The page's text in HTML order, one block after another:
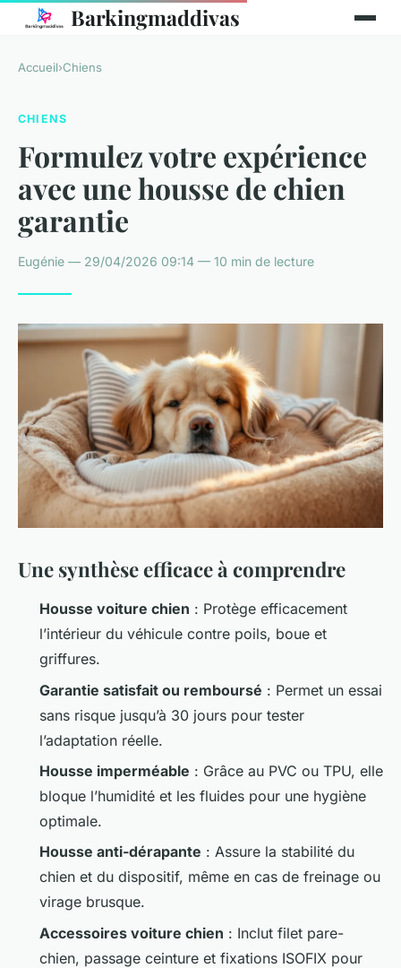
Barkingmaddivas
Accueil›Chiens
CHIENS
Formulez votre expérience
avec une housse de chien
garantie
Eugénie — 29/04/2026 09:14 — 10 min de lecture
Une synthèse efficace à comprendre
Housse voiture chien : Protège efficacement
l’intérieur du véhicule contre poils, boue et
griffures.
Garantie satisfait ou remboursé : Permet un essai
sans risque jusqu’à 30 jours pour tester
l’adaptation réelle.
Housse imperméable : Grâce au PVC ou TPU, elle
bloque l’humidité et les fluides pour une hygiène
optimale.
Housse anti-dérapante : Assure la stabilité du
chien et du dispositif, même en cas de freinage ou
virage brusque.
Accessoires voiture chien : Inclut filet pare-
chien, passage ceinture et fixations ISOFIX pour